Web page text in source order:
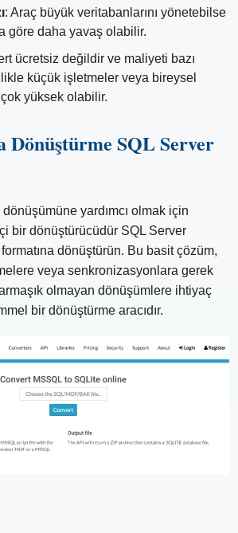
: Araç büyük veritabanlarını yönetebilse
göre daha yavaş olabilir.
ücretsiz değildir ve maliyeti bazı
küçük işletmeler veya bireysel
yüksek olabilir.
Dönüştürme SQL Server
yardımcı olmak için
bir dönüştürücüdür SQL Server
dönüştürün. Bu basit çözüm,
veya senkronizasyonlara gerek
olmayan dönüşümlere ihtiyaç
bir dönüştürme aracıdır.